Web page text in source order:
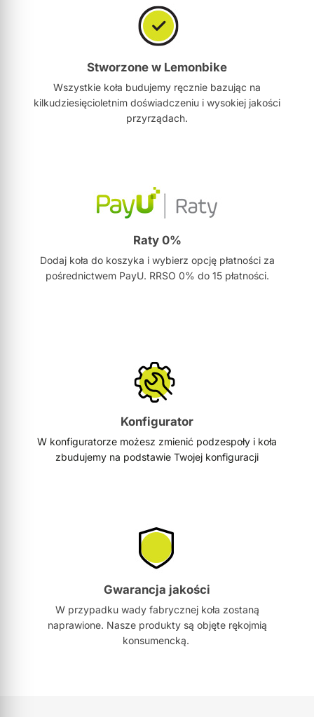
Stworzone w Lemonbike
Wszystkie koła budujemy ręcznie bazując na
kilkudziesięcioletnim doświadczeniu i wysokiej jakości
przyrządach.
Raty 0%
Dodaj koła do koszyka i wybierz opcję płatności za
pośrednictwem PayU. RRSO 0% do 15 płatności.
Konfigurator
W konfiguratorze możesz zmienić podzespoły i koła
zbudujemy na podstawie Twojej konfiguracji
Gwarancja jakości
W przypadku wady fabrycznej koła zostaną
naprawione. Nasze produkty są objęte rękojmią
konsumencką.